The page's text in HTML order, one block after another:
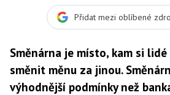
Přidat mezi oblíbené
Směnárna je místo, kam si
směnit měnu za jinou.
výhodnější podmínky než